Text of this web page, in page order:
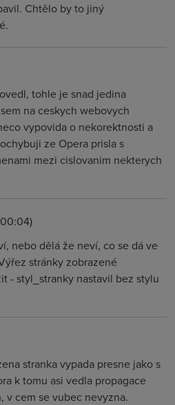
Chtělo by to jiný
tohle je snad jedina
na ceskych webovych
vypovida o nekorektnosti a
ze Opera prisla s
mezi cislovanim nekterych
nebo dělá že neví, co se dá ve
stránky zobrazené
- styl_stranky nastavil bez stylu
stranka vypada presne jako s
k tomu asi vedla propagace
v cem se vubec nevyzna.